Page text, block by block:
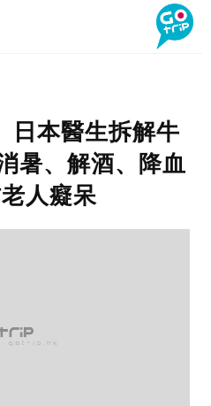
日本醫生拆解牛
暑、解酒、降血
人癡呆